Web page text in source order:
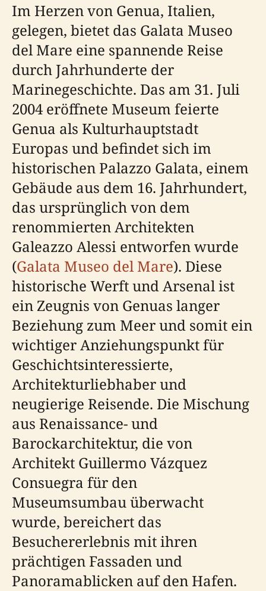
Im Herzen von Genua, Italien,
gelegen, bietet das Galata Museo
del Mare eine spannende Reise
durch Jahrhunderte der
Marinegeschichte. Das am 31. Juli
2004 eröffnete Museum feierte
Genua als Kulturhauptstadt
Europas und befindet sich im
historischen Palazzo Galata, einem
Gebäude aus dem 16. Jahrhundert,
das ursprünglich von dem
renommierten Architekten
Galeazzo Alessi entworfen wurde
(Galata Museo del Mare). Diese
historische Werft und Arsenal ist
ein Zeugnis von Genuas langer
Beziehung zum Meer und somit ein
wichtiger Anziehungspunkt für
Geschichtsinteressierte,
Architekturliebhaber und
neugierige Reisende. Die Mischung
aus Renaissance- und
Barockarchitektur, die von
Architekt Guillermo Vázquez
Consuegra für den
Museumsumbau überwacht
wurde, bereichert das
Besuchererlebnis mit ihren
prächtigen Fassaden und
Panoramablicken auf den Hafen.